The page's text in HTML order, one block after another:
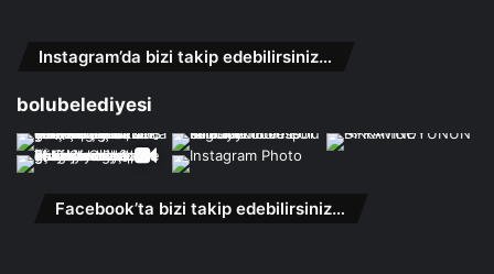
Instagram’da bizi takip edebilirsiniz…
bolubelediyesi
Facebook’ta bizi takip edebilirsiniz…